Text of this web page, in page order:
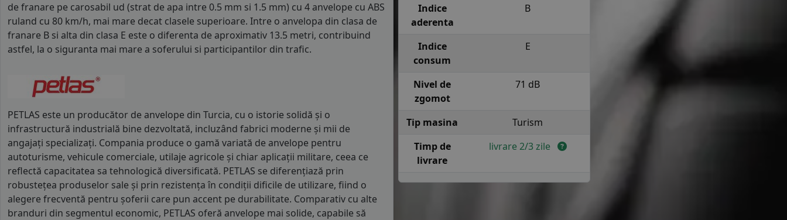
de franare pe carosabil ud (strat de apa intre 0.5 mm si 1.5 mm) cu 4 anvelope cu ABS
ruland cu 80 km/h, mai mare decat clasele superioare. Intre o anvelopa din clasa de
franare B si alta din clasa E este o diferenta de aproximativ 13.5 metri, contribuind
astfel, la o siguranta mai mare a soferului si participantilor din trafic.
PETLAS este un producător de anvelope din Turcia, cu o istorie solidă și o
infrastructură industrială bine dezvoltată, incluzând fabrici moderne și mii de
angajați specializați. Compania produce o gamă variată de anvelope pentru
autoturisme, vehicule comerciale, utilaje agricole și chiar aplicații militare, ceea ce
reflectă capacitatea sa tehnologică diversificată. PETLAS se diferențiază prin
robustețea produselor sale și prin rezistența în condiții dificile de utilizare, fiind o
alegere frecventă pentru șoferii care pun accent pe durabilitate. Comparativ cu alte
branduri din segmentul economic, PETLAS oferă anvelope mai solide, capabile să
Indice
aderenta
B
Indice
consum
E
Nivel de
zgomot
71 dB
Tip masina
Turism
Timp de
livrare
livrare 2/3 zile